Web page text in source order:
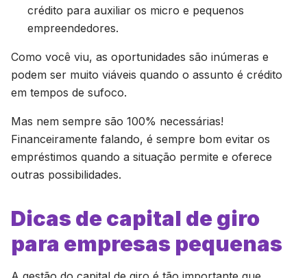
crédito para auxiliar os micro e pequenos
empreendedores.
Como você viu, as oportunidades são inúmeras e
podem ser muito viáveis quando o assunto é crédito
em tempos de sufoco.
Mas nem sempre são 100% necessárias!
Financeiramente falando, é sempre bom evitar os
empréstimos quando a situação permite e oferece
outras possibilidades.
Dicas de capital de giro
para empresas pequenas